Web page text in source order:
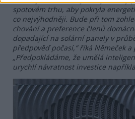
spotovém trhu, aby pokryla
co nejvýhodněji. Bude při tom
chování a preference členů
dopadající na solární panely v
předpověď počasí,“ říká Němeček a
„Předpokládáme, že umělá
urychlí návratnost investice